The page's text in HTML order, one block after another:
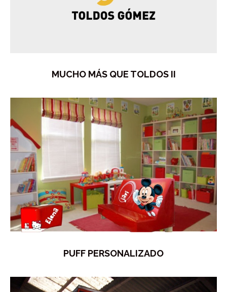
MUCHO MÁS QUE TOLDOS II
PUFF PERSONALIZADO